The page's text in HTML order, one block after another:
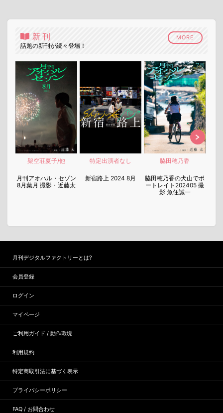
新刊
話題の新刊が続々登場！
MORE
架空荘夏子/他
月刊アオハル・セゾン
8月葉月 撮影・近藤太
特定出演者なし
新宿路上 2024 8月
脇田穂乃香
脇田穂乃香の犬山でポ
ートレイト202405 撮
影 魚住誠一
月刊デジタルファクトリーとは?
会員登録
ログイン
マイページ
ご利用ガイド / 動作環境
利用規約
特定商取引法に基づく表示
プライバシーポリシー
FAQ / お問合わせ